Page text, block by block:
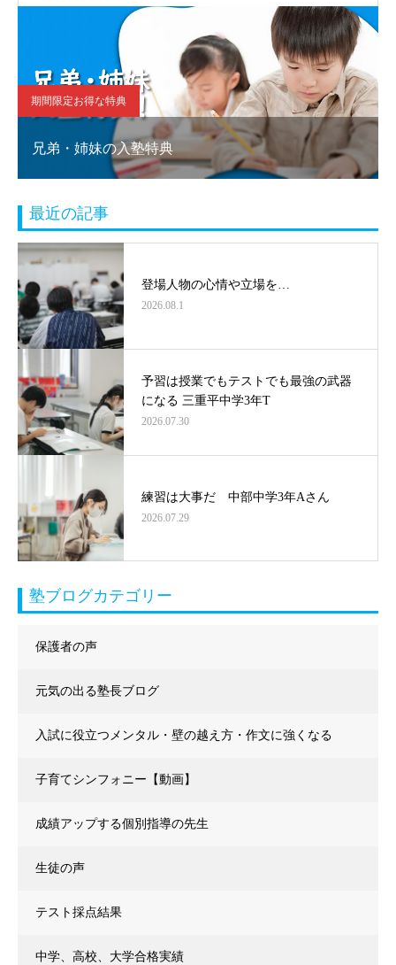
期間限定お得な特典
兄弟・姉妹の入塾特典
最近の記事
登場人物の心情や立場を…
2026.08.1
予習は授業でもテストでも最強の武器
になる 三重平中学3年T
2026.07.30
練習は大事だ 中部中学3年Aさん
2026.07.29
塾ブログカテゴリー
保護者の声
元気の出る塾長ブログ
入試に役立つメンタル・壁の越え方・作文に強くなる
子育てシンフォニー【動画】
成績アップする個別指導の先生
生徒の声
テスト採点結果
中学、高校、大学合格実績